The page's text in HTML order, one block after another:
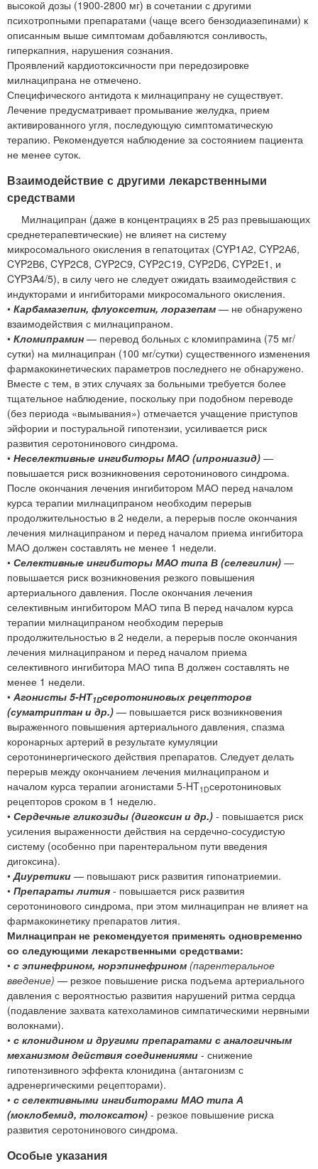
высокой дозы (1900-2800 мг) в сочетании с другими
психотропными препаратами (чаще всего бензодиазепинами) к
описанным выше симптомам добавляются сонливость,
гиперкапния, нарушения сознания.
Проявлений кардиотоксичности при передозировке
милнаципрана не отмечено.
Специфического антидота к милнаципрану не существует.
Лечение предусматривает промывание желудка, прием
активированного угля, последующую симптоматическую
терапию. Рекомендуется наблюдение за состоянием пациента
не менее суток.
Взаимодействие с другими лекарственными
средствами
Милнаципран (даже в концентрациях в 25 раз превышающих
среднетерапевтические) не влияет на систему
микросомального окисления в гепатоцитах (CYP1А2, CYP2А6,
CYP2В6, CYP2С8, CYP2С9, CYP2С19, CYP2D6, CYP2E1, и
CYP3A4/5), в силу чего не следует ожидать взаимодействия с
индукторами и ингибиторами микросомального окисления.
• Карбамазепин, флуоксетин, лоразепам — не обнаружено
взаимодействия с милнаципраном.
• Кломипрамин — перевод больных с кломипрамина (75 мг/
сутки) на милнаципран (100 мг/сутки) существенного изменения
фармакокинетических параметров последнего не обнаружено.
Вместе с тем, в этих случаях за больными требуется более
тщательное наблюдение, поскольку при подобном переводе
(без периода «вымывания») отмечается учащение приступов
эйфории и постуральной гипотензии, усиливается риск
развития серотонинового синдрома.
• Неселективные ингибиторы МАО (ипрониазид) —
повышается риск возникновения серотонинового синдрома.
После окончания лечения ингибитором МАО перед началом
курса терапии милнаципраном необходим перерыв
продолжительностью в 2 недели, а перерыв после окончания
лечения милнаципраном и перед началом приема ингибитора
МАО должен составлять не менее 1 недели.
• Селективные ингибиторы МАО типа В (селегилин) —
повышается риск возникновения резкого повышения
артериального давления. После окончания лечения
селективным ингибитором МАО типа В перед началом курса
терапии милнаципраном необходим перерыв
продолжительностью в 2 недели, а перерыв после окончания
лечения милнаципраном и перед началом приема
селективного ингибитора МАО типа В должен составлять не
менее 1 недели.
• Агонисты 5-НТ1Dсеротониновых рецепторов
(суматриптан и др.) — повышается риск возникновения
выраженного повышения артериального давления, спазма
коронарных артерий в результате кумуляции
серотонинергического действия препаратов. Следует делать
перерыв между окончанием лечения милнаципраном и
началом курса терапии агонистами 5-HT1Dсеротониновых
рецепторов сроком в 1 неделю.
• Сердечные гликозиды (дигоксин и др.) - повышается риск
усиления выраженности действия на сердечно-сосудистую
систему (особенно при парентеральном пути введения
дигоксина).
•Диуретики — повышают риск развития гипонатриемии.
• Препараты лития - повышается риск развития
серотонинового синдрома, при этом милнаципран не влияет на
фармакокинетику препаратов лития.
Милнаципран не рекомендуется применять одновременно
со следующими лекарственными средствами:
• с эпинефрином, норэпинефрином (парентеральное
введение) — резкое повышение риска подъема артериального
давления с вероятностью развития нарушений ритма сердца
(подавление захвата катехоламинов симпатическими нервными
волокнами).
• с клонидином и другими препаратами с аналогичным
механизмом действия соединениями - снижение
гипотензивного эффекта клонидина (антагонизм с
адренергическими рецепторами).
• с селективными ингибиторами МАО типа А
(моклобемид, толоксатон) - резкое повышение риска
развития серотонинового синдрома.
Особые указания